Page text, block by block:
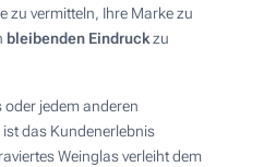
zu vermitteln, Ihre Marke zu
bleibenden Eindruckzu
oder jedem anderen
das Kundenerlebnis
Weinglas verleiht dem